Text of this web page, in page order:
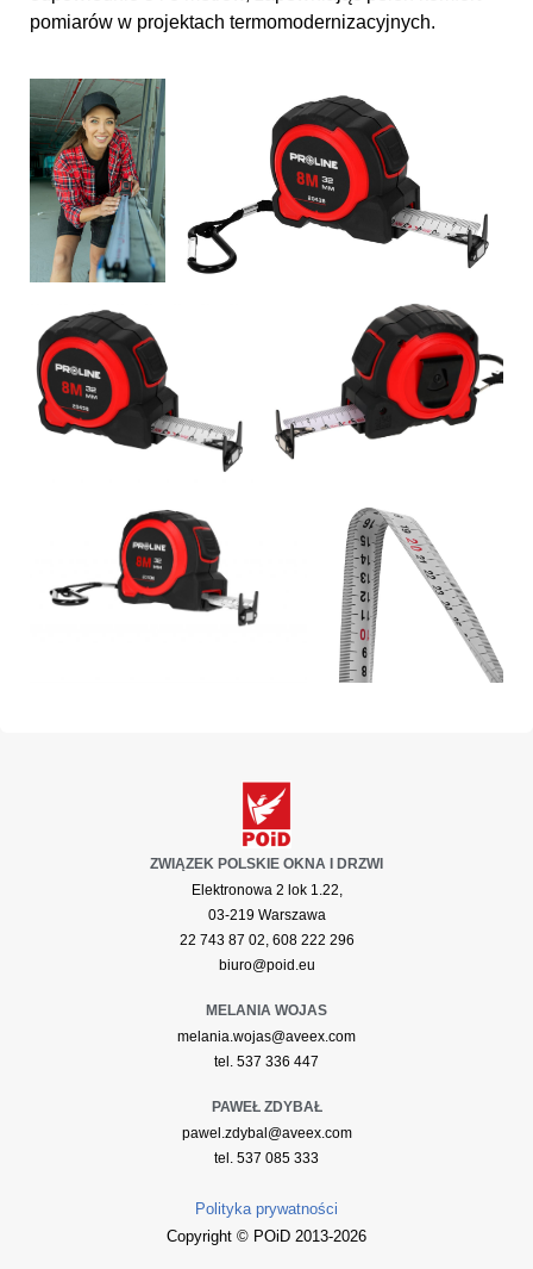
pomiarów w projektach termomodernizacyjnych.
ZWIĄZEK POLSKIE OKNA I DRZWI
Elektronowa 2 lok 1.22,
03-219 Warszawa
22 743 87 02, 608 222 296
biuro@poid.eu
MELANIA WOJAS
melania.wojas@aveex.com
tel. 537 336 447
PAWEŁ ZDYBAŁ
pawel.zdybal@aveex.com
tel. 537 085 333
Polityka prywatności
Copyright © POiD 2013-2026